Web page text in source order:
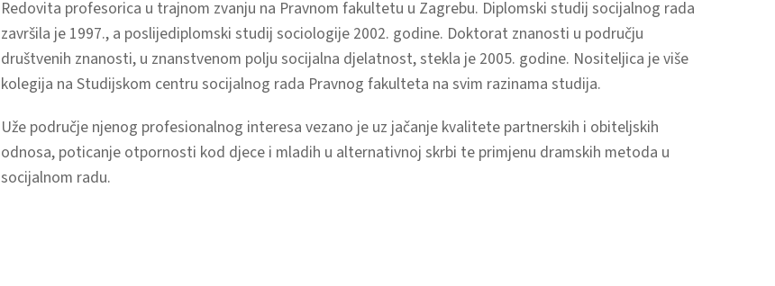
Redovita profesorica u trajnom zvanju na Pravnom fakultetu u Zagrebu. Diplomski studij socijalnog rada
završila je 1997., a poslijediplomski studij sociologije 2002. godine. Doktorat znanosti u području
društvenih znanosti, u znanstvenom polju socijalna djelatnost, stekla je 2005. godine. Nositeljica je više
kolegija na Studijskom centru socijalnog rada Pravnog fakulteta na svim razinama studija.
Uže područje njenog profesionalnog interesa vezano je uz jačanje kvalitete partnerskih i obiteljskih
odnosa, poticanje otpornosti kod djece i mladih u alternativnoj skrbi te primjenu dramskih metoda u
socijalnom radu.